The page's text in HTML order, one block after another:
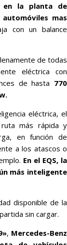
en la planta de
mas
con un balance
de todas
eléctrica con
de hasta 770
eléctrica, el
más rápida y
en función de
a los atascos o
En el EQS, la
más inteligente
disponible de la
sin cargar.
, Mercedes-Benz